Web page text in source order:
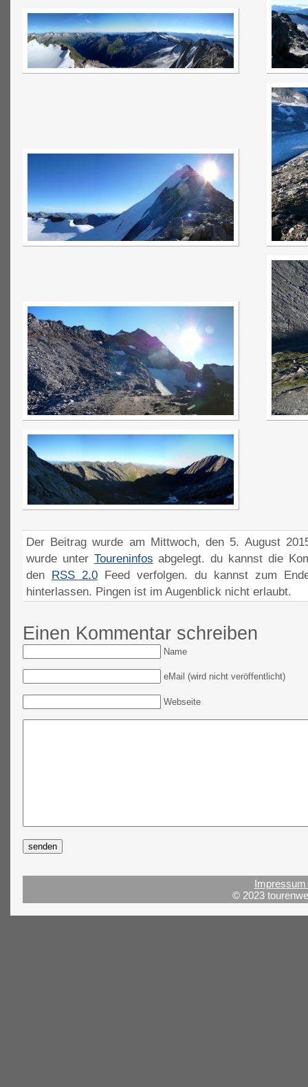
Der Beitrag wurde am Mittwoch, den 5. August
wurde unter Toureninfos abgelegt. du kannst die
den RSS 2.0 Feed verfolgen. du kannst zum
hinterlassen. Pingen ist im Augenblick nicht erlaubt.
Einen Kommentar schreiben
Name
eMail (wird nicht veröffentlicht)
Webseite
© 2023